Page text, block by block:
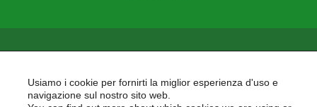
Usiamo i cookie per fornirti la miglior esperienza d'uso e
navigazione sul nostro sito web.